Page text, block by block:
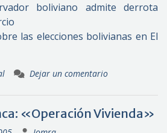
boliviano admite derrota
las elecciones bolivianas en El
Dejar un comentario
«Operación Vivienda»